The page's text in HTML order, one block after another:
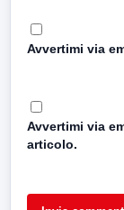
Avvertimi via
Avvertimi via
articolo.